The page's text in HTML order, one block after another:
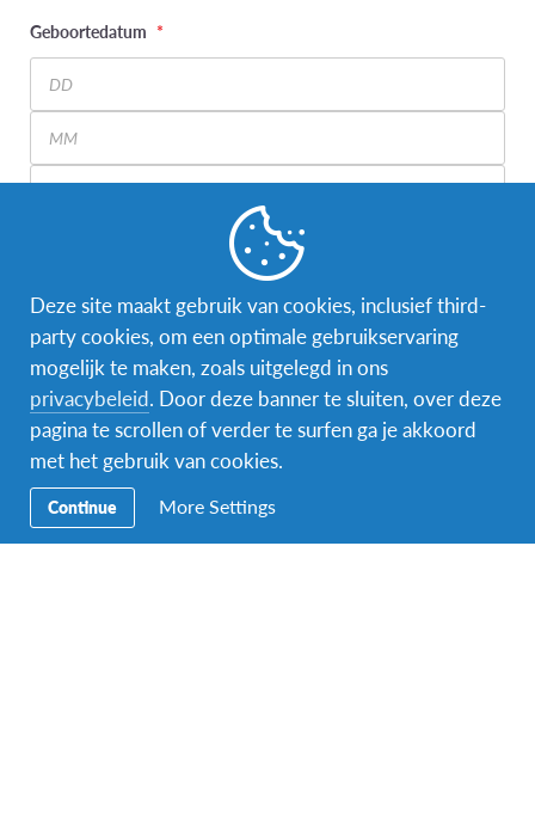
Geboortedatum *
Day
Month
Wat is uw genderidentiteit? (kandidaat-deelnemer)
Naam van de voogd/ouder *
Voornaam
Deze site maakt gebruik van cookies, inclusief third-
party cookies, om een optimale gebruikservaring
mogelijk te maken, zoals uitgelegd in ons
privacybeleid. Door deze banner te sluiten, over deze
pagina te scrollen of verder te surfen ga je akkoord
met het gebruik van cookies.
Continue More Settings